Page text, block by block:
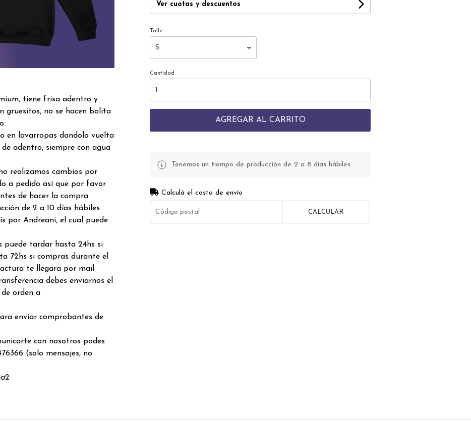
tiene frisa adentro y
gruesitos, no se hacen bolita
en lavarropas dandolo vuelta
adentro, siempre con agua
realizamos cambios por
a pedido así que por favor
de hacer la compra
de 2 a 10 días hábiles
por Andreani, el cual puede
puede tardar hasta 24hs si
72hs si compras durante el
te llegara por mail
debes enviarnos el
orden a
enviar comprobantes de
con nosotros podes
(solo mensajes, no
Ver cuotas y descuentos
Talle
Cantidad
AGREGAR AL CARRITO
Tenemos un tiempo de producción de 2 a 8 días hábiles
Calculá el costo de envío
CALCULAR